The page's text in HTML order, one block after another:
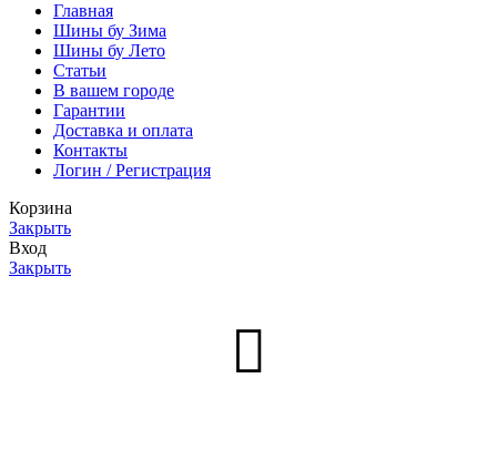
Главная
Шины бу Зима
Шины бу Лето
Статьи
В вашем городе
Гарантии
Доставка и оплата
Контакты
Логин / Регистрация
Корзина
Закрыть
Вход
Закрыть